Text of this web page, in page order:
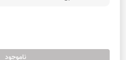
ناموجود